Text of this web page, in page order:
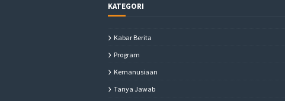
KATEGORI
Kabar Berita
Program
Kemanusiaan
Tanya Jawab